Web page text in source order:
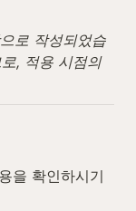
로 작성되었습
, 적용 시점의
을 확인하시기